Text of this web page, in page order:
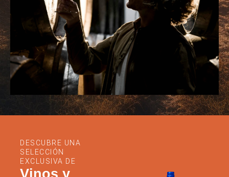
DESCUBRE UNA
SELECCIÓN
EXCLUSIVA DE
Vinos y